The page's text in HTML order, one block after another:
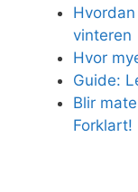
vinteren
Hvor
Guide:
Blir
Forklart!